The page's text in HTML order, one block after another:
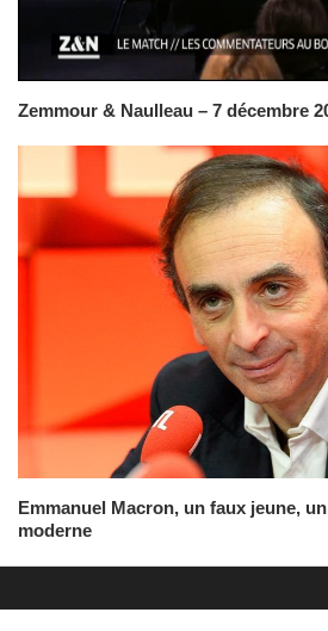
Zemmour & Naulleau – 7 décembre
Emmanuel Macron, un faux jeune,
moderne